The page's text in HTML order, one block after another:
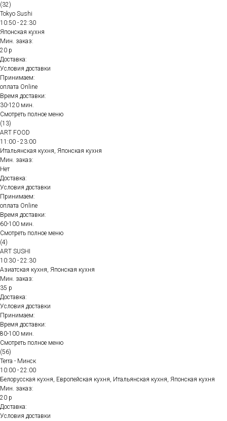
(32)
Tokyo Sushi
10:50 - 22:30
Японская кухня
Мин. заказ:
20 р
Доставка:
Условия доставки
Принимаем:
оплата Online
Время доставки:
30-120 мин.
Смотреть полное меню
(13)
ART FOOD
11:00 - 23:00
Итальянская кухня, Японская кухня
Мин. заказ:
Нет
Доставка:
Условия доставки
Принимаем:
оплата Online
Время доставки:
60-100 мин.
Смотреть полное меню
(4)
ART SUSHI
10:30 - 22:30
Азиатская кухня, Японская кухня
Мин. заказ:
35 р
Доставка:
Условия доставки
Принимаем:
Время доставки:
80-100 мин.
Смотреть полное меню
(56)
Terra - Минск
10:00 - 22:00
Белорусская кухня, Европейская кухня, Итальянская кухня, Японская кухня
Мин. заказ:
20 р
Доставка:
Условия доставки